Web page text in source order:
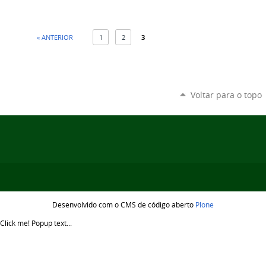
« ANTERIOR 1 2 3
Voltar para o topo
Desenvolvido com o CMS de código aberto Plone
Click me! Popup text...